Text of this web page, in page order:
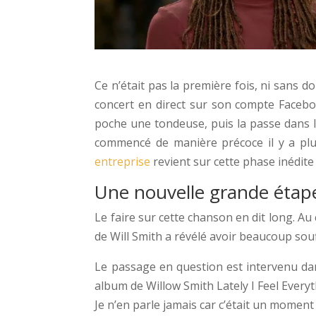
Ce n’était pas la première fois, ni sans
concert en direct sur son compte
poche une tondeuse, puis la passe
commencé de manière précoce il y a
entreprise revient sur cette phase
Une nouvelle grande
Le faire sur cette chanson en dit long. Au
de Will Smith a révélé avoir beaucoup
Le passage en question est intervenu
album de Willow Smith Lately I Feel
Je n’en parle jamais car c’était un